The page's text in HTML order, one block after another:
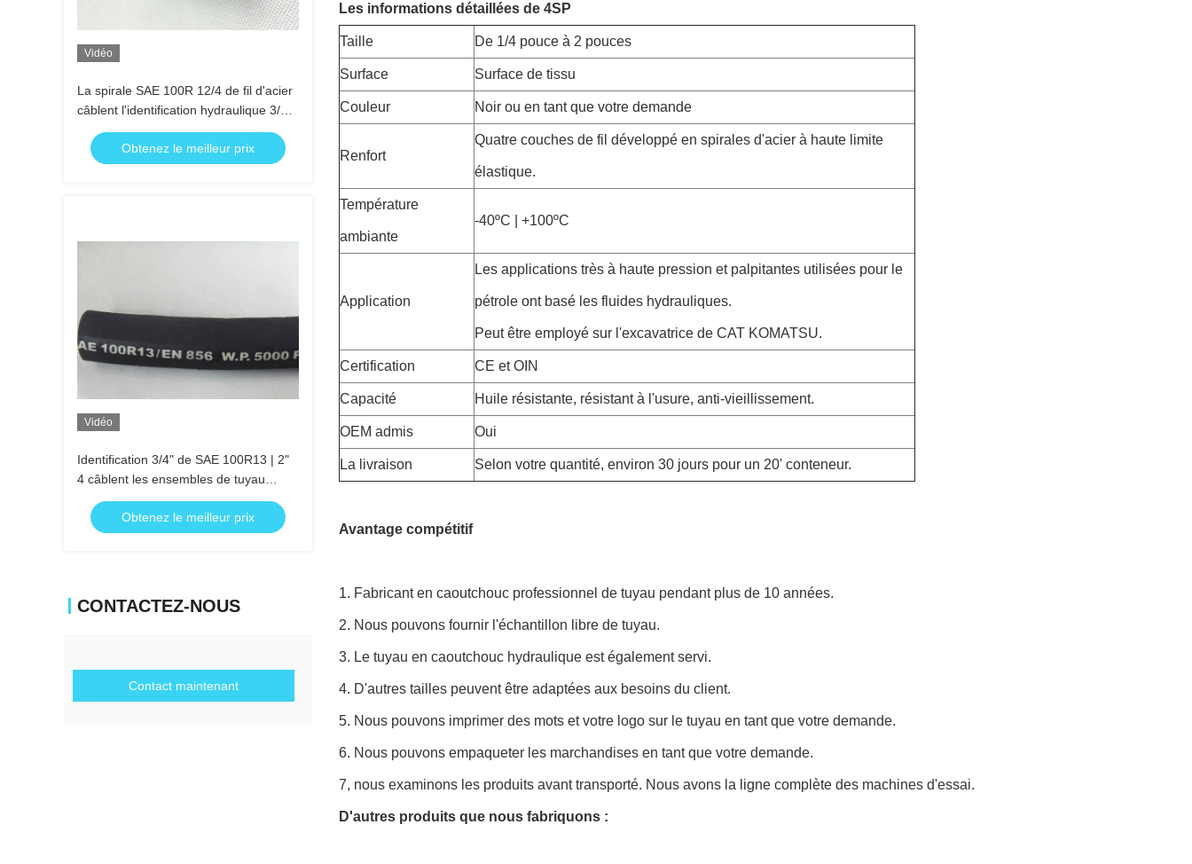
Vidéo
La spirale SAE 100R 12/4 de fil d'acier
câblent l'identification hydraulique 3/8"
de tuyau | 2"
Obtenez le meilleur prix
Vidéo
Identification 3/4" de SAE 100R13 | 2"
4 câblent les ensembles de tuyau
hydrauliques de tuyau hydraulique
Obtenez le meilleur prix
CONTACTEZ-NOUS
Contact maintenant
Les informations détaillées de 4SP
Taille De 1/4 pouce à 2 pouces
Surface Surface de tissu
Couleur Noir ou en tant que votre demande
Renfort
Quatre couches de fil développé en spirales d'acier à haute limite
élastique.
Température
ambiante
-40ºC | +100ºC
Application
Les applications très à haute pression et palpitantes utilisées pour le
pétrole ont basé les fluides hydrauliques.
Peut être employé sur l'excavatrice de CAT KOMATSU.
Certification CE et OIN
Capacité Huile résistante, résistant à l'usure, anti-vieillissement.
OEM admis Oui
La livraison Selon votre quantité, environ 30 jours pour un 20' conteneur.
Avantage compétitif
1. Fabricant en caoutchouc professionnel de tuyau pendant plus de 10 années.
2. Nous pouvons fournir l'échantillon libre de tuyau.
3. Le tuyau en caoutchouc hydraulique est également servi.
4. D'autres tailles peuvent être adaptées aux besoins du client.
5. Nous pouvons imprimer des mots et votre logo sur le tuyau en tant que votre demande.
6. Nous pouvons empaqueter les marchandises en tant que votre demande.
7, nous examinons les produits avant transporté. Nous avons la ligne complète des machines d'essai.
D'autres produits que nous fabriquons :